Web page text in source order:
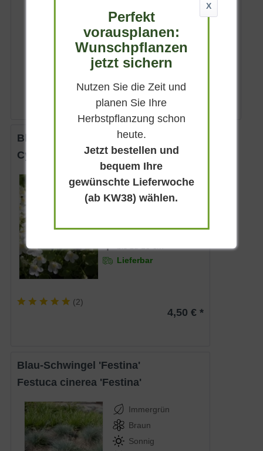
bis zu 80 cm
Lieferbar
Blaßes Zimbelkraut 'Albiflora'
Cymbalaria pallida 'Albiflora'
Sommergrün
Weiß mit gelbem
Schlund
Juni - September
bis zu 15 cm
Lieferbar
(2)
4,50 € *
Blau-Schwingel 'Festina'
Festuca cinerea 'Festina'
Immergrün
Braun
Sonnig
X
Perfekt
vorausplanen:
Wunschpflanzen
jetzt sichern
Nutzen Sie die Zeit und
planen Sie Ihre
Herbstpflanzung schon
heute.
Jetzt bestellen und
bequem Ihre
gewünschte Lieferwoche
(ab KW38) wählen.